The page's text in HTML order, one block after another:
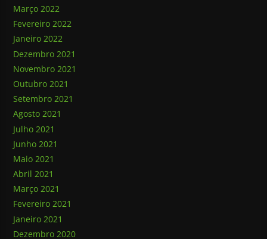
Março 2022
Fevereiro 2022
Janeiro 2022
Dezembro 2021
Novembro 2021
Outubro 2021
Setembro 2021
Agosto 2021
Julho 2021
Junho 2021
Maio 2021
Abril 2021
Março 2021
Fevereiro 2021
Janeiro 2021
Dezembro 2020